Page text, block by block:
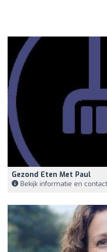
Gezond Eten Met Paul
Bekijk informatie en